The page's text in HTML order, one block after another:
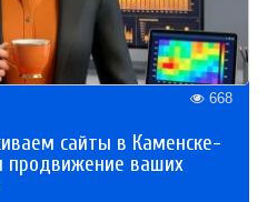
668
сайты в Каменске-
продвижение ваших